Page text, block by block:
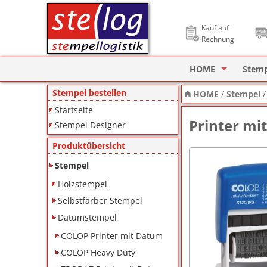
Kauf auf
Rechnung
HOME
Stempel Designer
Stempel bestellen
Startseite
Stempel Designer
Produktübersicht
Stempel
Holzstempel
Selbstfärber Stempel
Datumstempel
COLOP Printer mit Datum
COLOP Heavy Duty
HOME /Stempel /
Printer